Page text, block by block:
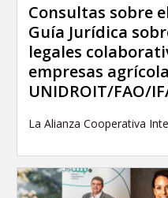
Consultas sobre
Guía Jurídica
legales
empresas
UNIDROIT/FAO/
La Alianza Cooperativa